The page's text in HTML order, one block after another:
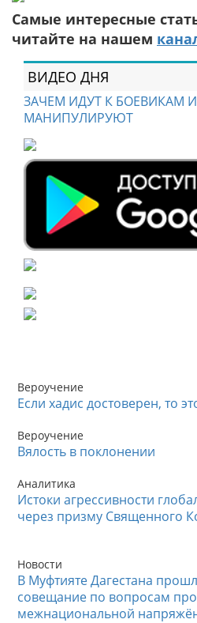
Самые интересные
читайте на нашем
ВИДЕО ДНЯ
ЗАЧЕМ ИДУТ К БОЕВИКАМ
МАНИПУЛИРУЮТ
Вероучение
Если хадис достоверен, то
Вероучение
Вялость в поклонении
Аналитика
Истоки агрессивности
через призму Священного
Новости
В Муфтияте Дагестана
совещание по вопросам
межнациональной